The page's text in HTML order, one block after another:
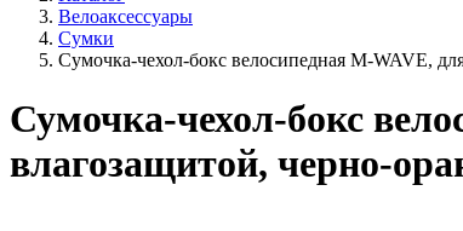
Велоаксессуары
Сумки
Сумочка-чехол-бокс велосипедная M-WAVE,
Сумочка-чехол-бокс
влагозащитой, черно-